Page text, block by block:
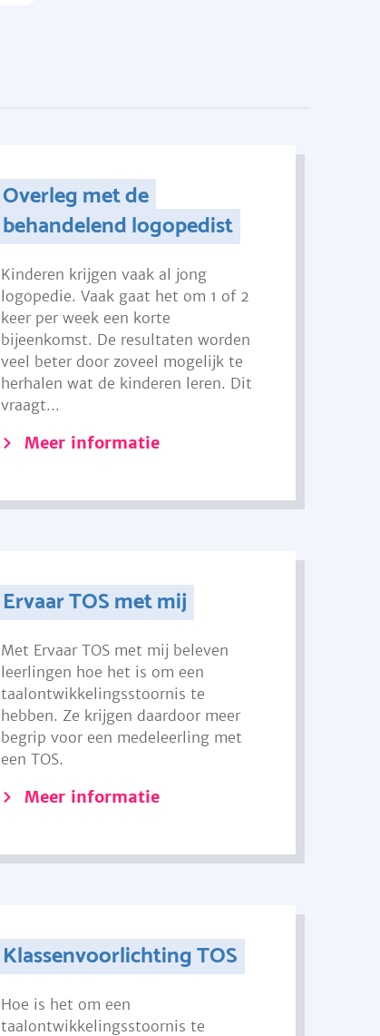
Overleg met de
behandelend logopedist
Kinderen krijgen vaak al jong
logopedie. Vaak gaat het om 1 of 2
keer per week een korte
bijeenkomst. De resultaten worden
veel beter door zoveel mogelijk te
herhalen wat de kinderen leren. Dit
vraagt...
Meer informatie
Ervaar TOS met mij
Met Ervaar TOS met mij beleven
leerlingen hoe het is om een
taalontwikkelingsstoornis te
hebben. Ze krijgen daardoor meer
begrip voor een medeleerling met
een TOS.
Meer informatie
Klassenvoorlichting TOS
Hoe is het om een
taalontwikkelingsstoornis te